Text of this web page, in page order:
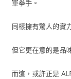
軍拳手。
同樣擁有驚人的實
但它更在意的是品
而這，或許正是